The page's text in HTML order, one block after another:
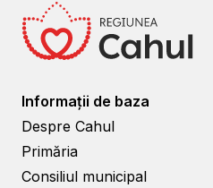
Informații de baza
Despre Cahul
Primăria
Consiliul municipal